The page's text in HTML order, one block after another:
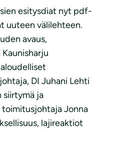
esitysdiat nyt pdf-
uuteen välilehteen.
avaus,
DI Juhani Lehti
siirtymä ja
Jonna
lajireaktiot